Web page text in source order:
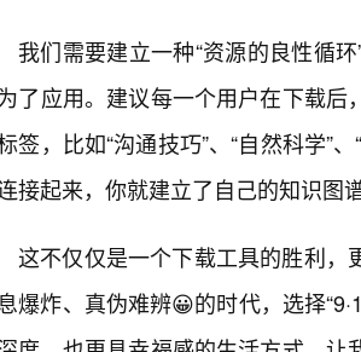
我们需要建立一种“资源的良性循
了应用。建议每一个用户在下载
签，比如“沟通技巧”、“自然科学”
接起来，你就建立了自己的知识图
这不仅仅是一个下载工具的胜利，
爆炸、真伪难辨😀的时代，选择